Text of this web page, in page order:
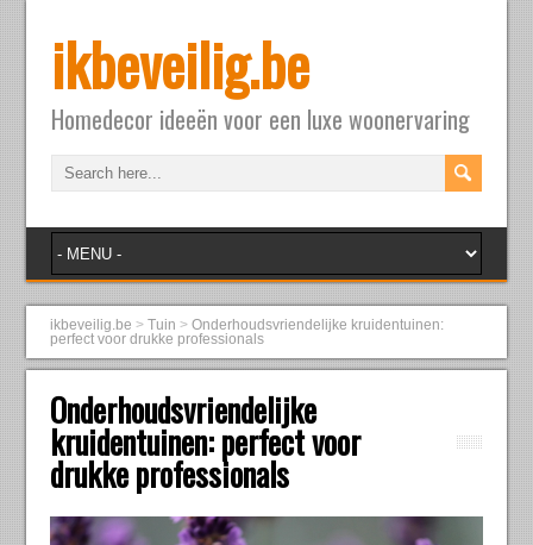
ikbeveilig.be
Homedecor ideeën voor een luxe woonervaring
ikbeveilig.be >Tuin >Onderhoudsvriendelijke kruidentuinen:
perfect voor drukke professionals
Onderhoudsvriendelijke
kruidentuinen: perfect voor
drukke professionals